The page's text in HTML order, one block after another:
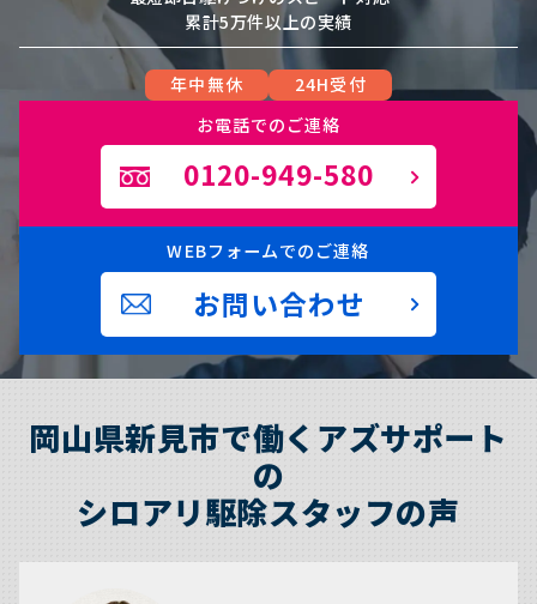
累計5万件以上の実績
年中無休
24H受付
お電話でのご連絡
0120-949-580
WEBフォームでのご連絡
お問い合わせ
岡山県新見市で働くアズサポート
の
シロアリ駆除スタッフの声